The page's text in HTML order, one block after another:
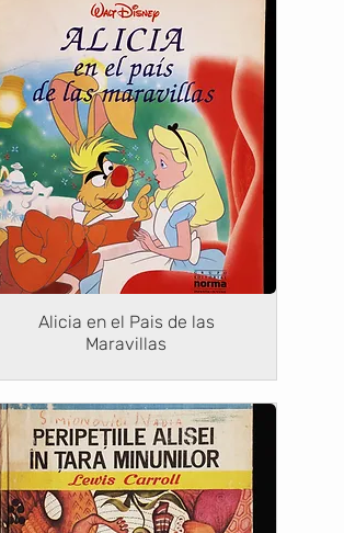
Alicia en el Pais de las
Maravillas